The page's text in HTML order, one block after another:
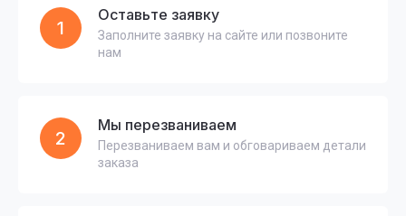
1
Оставьте заявку
Заполните заявку на сайте или позвоните
нам
2
Мы перезваниваем
Перезваниваем вам и обговариваем детали
заказа